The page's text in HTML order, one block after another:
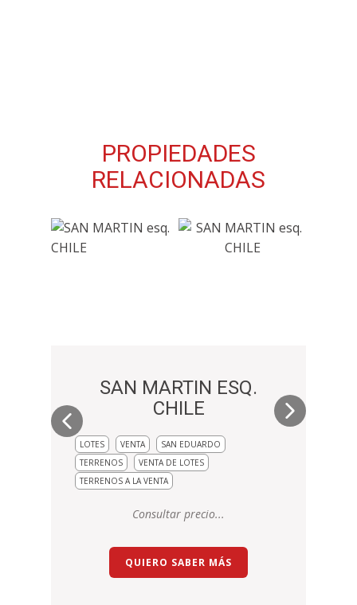
PROPIEDADES
RELACIONADAS
SAN MARTIN ESQ.
CHILE
LOTES VENTA
SAN EDUARDO
TERRENOS
VENTA DE LOTES
TERRENOS A LA VENTA
Consultar precio...
QUIERO SABER MÁS